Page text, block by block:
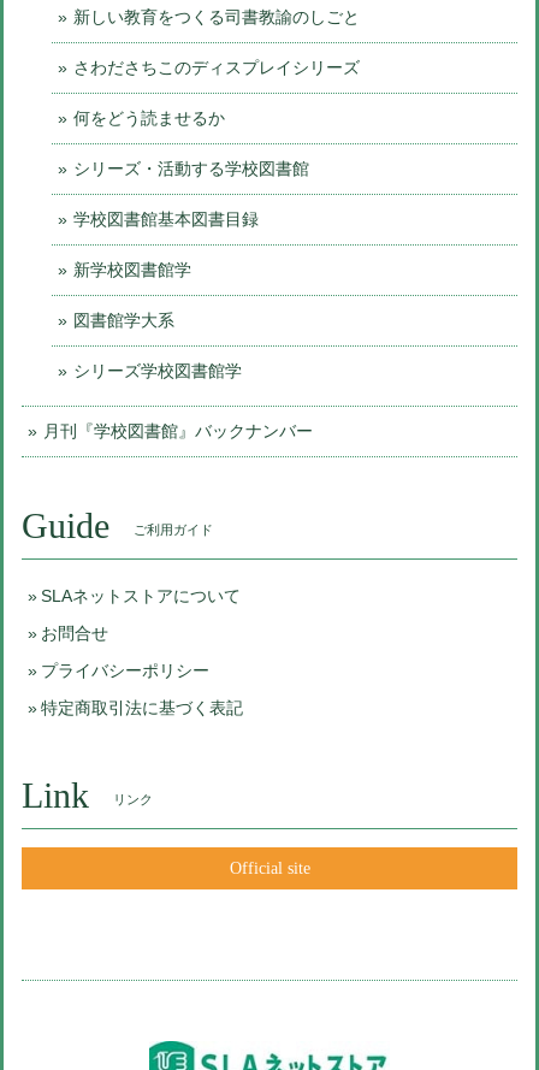
新しい教育をつくる司書教諭のしごと
さわださちこのディスプレイシリーズ
何をどう読ませるか
シリーズ・活動する学校図書館
学校図書館基本図書目録
新学校図書館学
図書館学大系
シリーズ学校図書館学
月刊『学校図書館』バックナンバー
Guide ご利用ガイド
SLAネットストアについて
お問合せ
プライバシーポリシー
特定商取引法に基づく表記
Link リンク
Official site